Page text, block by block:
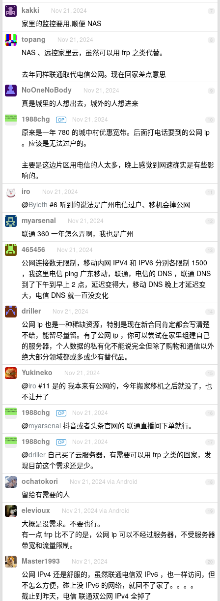
7
kakki Nov 21, 2024
家里的监控要用,顺便 NAS
8
topang Nov 21, 2024
NAS 、远控家里云，虽然可以用 frp 之类代替。
去年同样联通取代电信公网。现在回家差点意思
9
NoOneNoBody Nov 21, 2024
真是城里的人想出去，城外的人想进来
10
1988chg OP Nov 21, 2024
原来是一年 780 的城中村优惠宽带。后面打电话要到的公网 ip
。应该是无法过户的。
主要是这边片区用电信的人太多，晚上感觉到网速确实是有些影
响的。
11
iro Nov 21, 2024
@Byleth #6 听到的说法是广州电信过户、移机会掉公网
12
myarsenal Nov 21, 2024
联通 360 一年怎么弄啊，我也是广州
13
465456 Nov 21, 2024
公网连接数无限制，移动内网 IPV4 和 IPV6 分别各限制 1500
，我这里电信 ping 广东移动，联通，电信的 DNS ，联通 DNS
到了下午到早上 2 点，延迟变得大，移动 DNS 晚上才延迟变
大，电信 DNS 就一直没变化
14
driller Nov 21, 2024
公网 ip 也是一种稀缺资源，特别是现在新合同肯定都会写清楚
不给，能留尽量留。有了公网 ip ，你可以尝试在家里组建自己
的服务器，个人数据的私有化不能说完全但除了购物和通信以外
绝大部分领域都或多或少有替代品。
15
Yukineko Nov 21, 2024
@iro #11 是的 我本来有公网的，今年搬家移机之后就没了，也
不让开了
16
1988chg OP Nov 21, 2024
@myarsenal 抖音或者头条官网的 联通直播间下单就行。
17
1988chg OP Nov 21, 2024
@driller 自己买了云服务器，有需要可以用 frp 之类的回家，发
现目前这个需求还是少。
18
ochatokori Nov 21, 2024 via Android
留给有需要的人
19
elevioux Nov 21, 2024 via Android
大概是没需求。不要也行。
有一点 frp 比不了的是，公网 ip 可以不经过服务器，不受服务器
带宽和流量限制。
20
Master1993 Nov 21, 2024
公网 IPv4 还是舒服的，虽然联通电信双 IPv6 ，也一样访问，但
不怎么方便，碰上没 IPv6 的网络，就回不了家了。。。。
截止到昨天，电信 联通双公网 IPv4 全掉了